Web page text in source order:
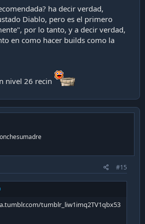
ha decir verdad,
Diablo, pero es el primero
por lo tanto, y a decir verdad,
en como hacer builds como la
nivel 26 recin
#15
tumblr_liw1imq2TV1qbx53